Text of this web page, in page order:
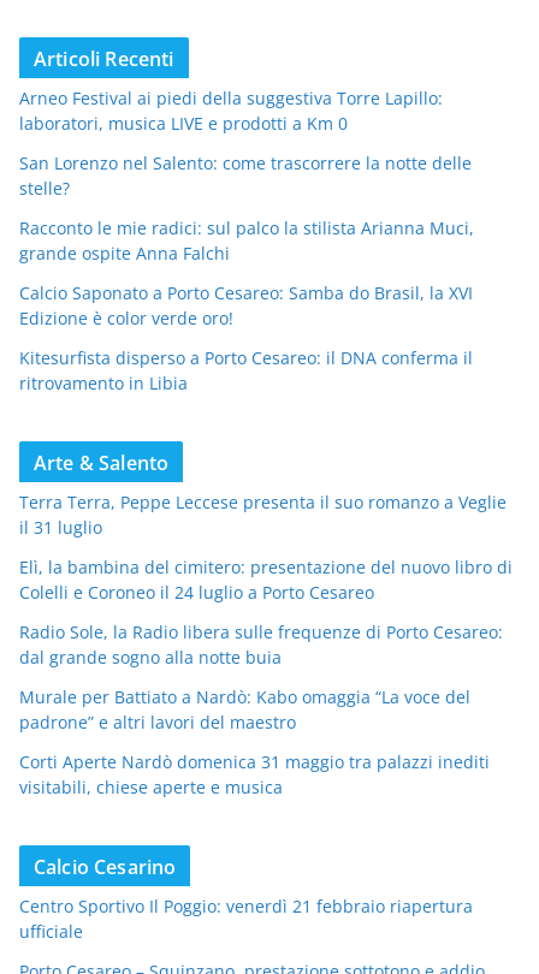
Articoli Recenti
Arneo Festival ai piedi della suggestiva Torre Lapillo:
laboratori, musica LIVE e prodotti a Km 0
San Lorenzo nel Salento: come trascorrere la notte delle
stelle?
Racconto le mie radici: sul palco la stilista Arianna Muci,
grande ospite Anna Falchi
Calcio Saponato a Porto Cesareo: Samba do Brasil, la XVI
Edizione è color verde oro!
Kitesurfista disperso a Porto Cesareo: il DNA conferma il
ritrovamento in Libia
Arte & Salento
Terra Terra, Peppe Leccese presenta il suo romanzo a Veglie
il 31 luglio
Elì, la bambina del cimitero: presentazione del nuovo libro di
Colelli e Coroneo il 24 luglio a Porto Cesareo
Radio Sole, la Radio libera sulle frequenze di Porto Cesareo:
dal grande sogno alla notte buia
Murale per Battiato a Nardò: Kabo omaggia “La voce del
padrone” e altri lavori del maestro
Corti Aperte Nardò domenica 31 maggio tra palazzi inediti
visitabili, chiese aperte e musica
Calcio Cesarino
Centro Sportivo Il Poggio: venerdì 21 febbraio riapertura
ufficiale